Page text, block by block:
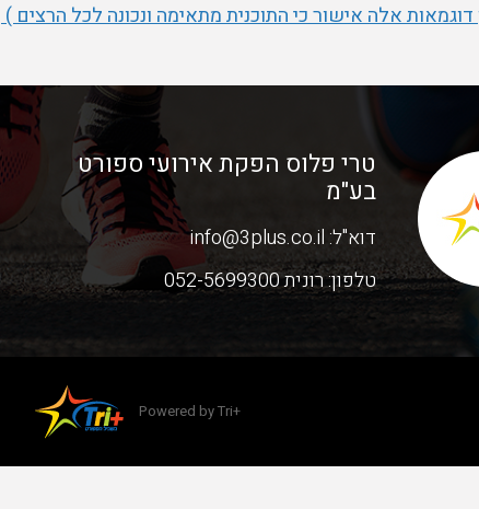
דוגמאות אלה אישור כי התוכנית מתאימה ונכונה לכל הרצים )
טרי פלוס הפקת אירועי ספורט
בע"מ
דוא"ל:info@3plus.co.il
טלפון:רונית 052-5699300
Powered by Tri+